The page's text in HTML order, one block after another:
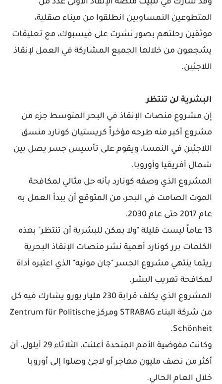
وقد شارك في تثبيت منصة الإنقاذ الأولى عدد من
المتطوعين النمساويين انطلقوا من ميناء صقلية،
موثقين رحلتهم بصور نشرت على فيسبوك، مع تعليقات
يشجعون من خلالها الجميع المشاركة في العمل لإنقاذ
اللاجئين.
البشرية لن تنتظر
إن مشروع منصات الإنقاذ في البحر المتوسط جزء من
مشروع أكبر منه طرحه مؤخراً كريستيان كونارد منسق
اللاجئين في النمسا، ويقوم على تأسيس جسر يصل بين
شمال أفريقيا وأوروبا.
المشروع الذي وصفه كونارد بأنه حل مثالي لمكافحة
الموت الصامت في البحر، من المتوقع أن يبدأ العمل به
عام 2017 حتى عام 2030.
13 عاماً ليست قليلة "ولا يمكن للبشرية أن تنتظر" بهذه
الكلمات برر كونارد أهمية نشر منصات الإنقاذ البحرية
ريثما ينتهي مشروع الجسر "جان مونيه" الذي اعتبره أداة
لمكافحة تهريب البشر.
المشروع الذي يكلف قرابة 230 مليار يورو يشارك فيه كل
من شركة البناء STRABAG ومركز Zentrum für Politische
Schönheit.
وكانت مفوضية الأمم المتحدة أعلنت، الثلاثاء 29 أيلول، أن
أكثر من نصف مليون مهاجر أو لاجئ وصلوا إلى أوروبا
خلال العام الحالي.